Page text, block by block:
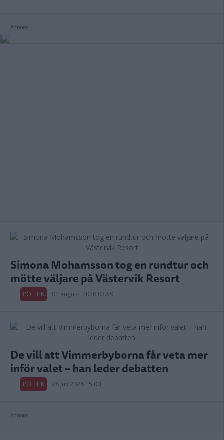
Annons:
Simona Mohamsson tog en rundtur och
mötte väljare på Västervik Resort
POLITIK 01 augusti 2026 03.59
De vill att Vimmerbyborna får veta mer
inför valet – han leder debatten
POLITIK 28 juli 2026 15.00
Annons: